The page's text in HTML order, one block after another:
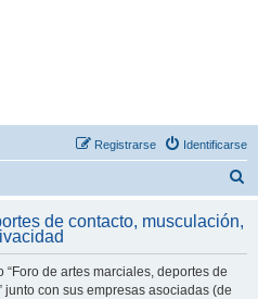
Identificarse
Registrarse
c
de contacto, musculación,
de artes marciales, deportes de
con sus empresas asociadas (de